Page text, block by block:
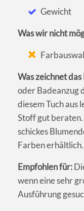
Gewicht
Was wir nicht
Was zeichnet
oder Badeanzug
diesem Tuch aus
Stoff gut beraten.
schickes
Farben erhältlich.
Empfohlen für:
wenn eine sehr
Ausführung